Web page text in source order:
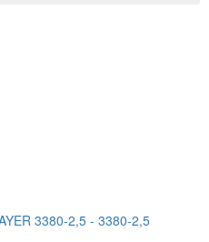
3380-2,5 - 3380-2,5